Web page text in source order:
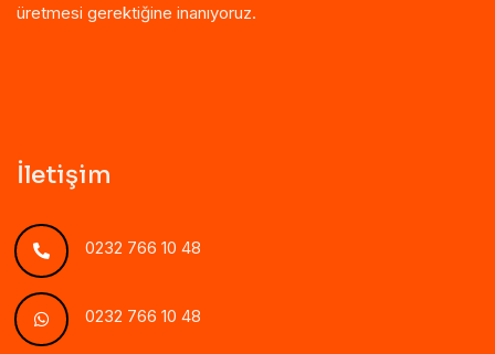
üretmesi gerektiğine inanıyoruz.
İletişim
0232 766 10 48
0232 766 10 48